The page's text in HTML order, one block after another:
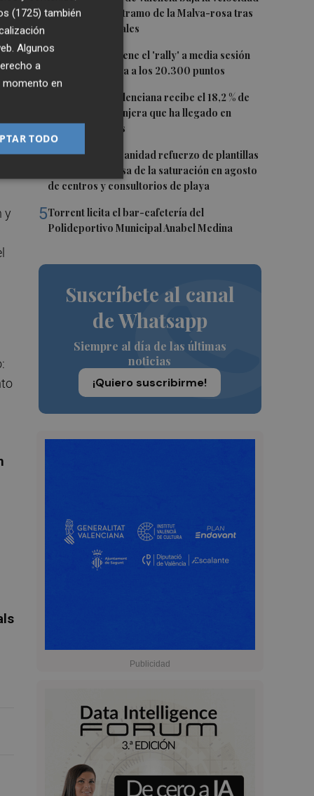
de tráfico en un tramo de la Malva-rosa tras
las quejas vecinales
2El Ibex 35 mantiene el 'rally' a media sesión
(+1,17%) y ya mira a los 20.300 puntos
La Comunitat Valenciana recibe el 18,2 % de
población extranjera que ha llegado en
últimos 12 meses
4CSIF solicita a Sanidad refuerzo de plantillas
en la Safor y avisa de la saturación en agosto
de centros y consultorios de playa
5Torrent licita el bar-cafetería del
Polideportivo Municipal Anabel Medina
Suscríbete al canal
de Whatsapp
Siempre al día de las últimas
noticias
¡Quiero suscribirme!
y
(1725) también
Algunos
a
momento en
TODO